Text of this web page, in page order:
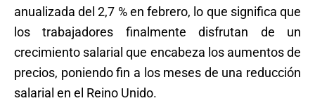
anualizada del 2,7 % en febrero, lo que significa que
los trabajadores finalmente disfrutan de un
crecimiento salarial que encabeza los aumentos de
precios, poniendo fin a los meses de una reducción
salarial en el Reino Unido.